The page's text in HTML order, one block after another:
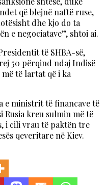
që blejnë naftë ruse,
dhe kjo do ta
e negociatave”, shtoi ai.
të SHBA-së,
50 përqind ndaj Indisë
të lartat që i ka
e ministrit të financave të
kreu sulmin më të
i cili vrau të paktën tre
qeveritare në Kiev.